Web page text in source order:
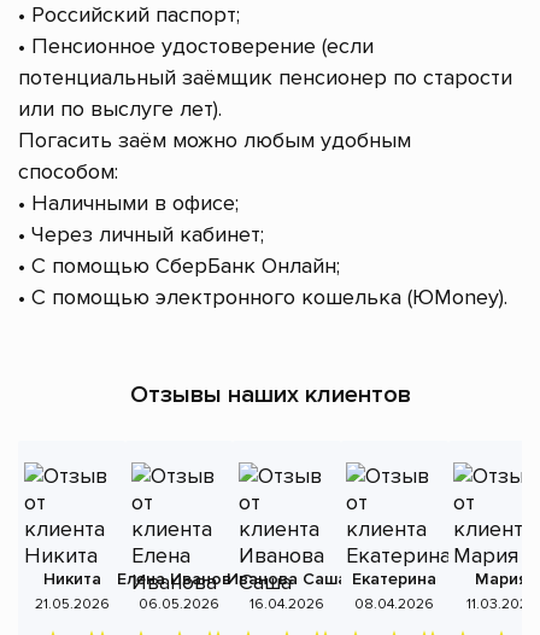
• Российский паспорт;
• Пенсионное удостоверение (если
потенциальный заёмщик пенсионер по старости
или по выслуге лет).
Погасить заём можно любым удобным
способом:
• Наличными в офисе;
• Через личный кабинет;
• С помощью СберБанк Онлайн;
• С помощью электронного кошелька (ЮMoney).
Отзывы наших клиентов
Никита
21.05.2026
Елена Иванова
06.05.2026
Иванова Саша
16.04.2026
Екатерина
08.04.2026
Мария
11.03.2026